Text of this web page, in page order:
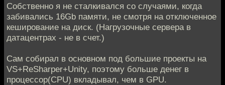
Собственно я не сталкивался со случаями, когда
забивались 16Gb памяти, не смотря на отключенное
кеширование на диск. (Нагрузочные сервера в
датацентрах - не в счет.)
Сам собирал в основном под большие проекты на
VS+ReSharper+Unity, поэтому больше денег в
процессор(CPU) вкладывал, чем в GPU.